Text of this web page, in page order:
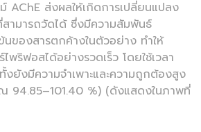
AChE ส่งผลให้เกิดการเปลี่ยนแปลง
มารถวัดได้ ซึ่งมีความสัมพันธ์
ของสารตกค้างในตัวอย่าง ทำให้
พริฟอสได้อย่างรวดเร็ว โดยใช้เวลา
ยังมีความจำเพาะและความถูกต้องสูง
94.85–101.40 %) (ดังแสดงในภาพที่